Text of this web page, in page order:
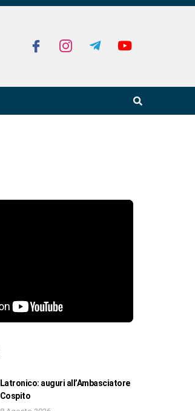
Latronico: auguri all’Ambasciatore
Cospito